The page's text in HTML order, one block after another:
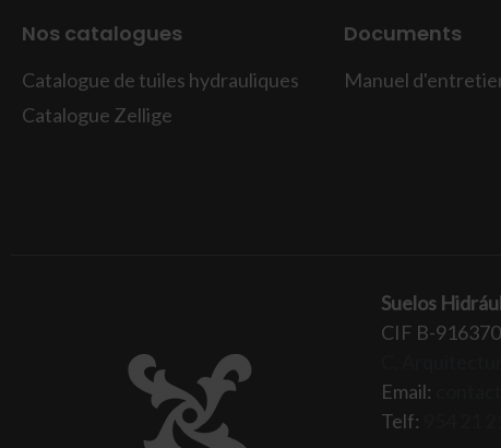
Nos catalogues
Catalogue de tuiles hydrauliques
Catalogue Zellige
Documents
Manuel
Suelos
CIF B-
Email:
Telf: